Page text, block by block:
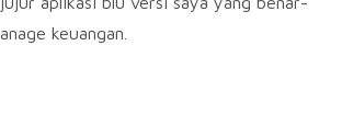
keuangan.